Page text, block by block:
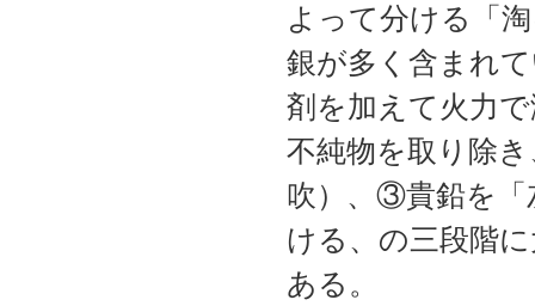
よって分ける「
銀が多く含まれ
剤を加えて火力
不純物を取り除
吹）、③貴鉛を「
ける、の三段階
ある。